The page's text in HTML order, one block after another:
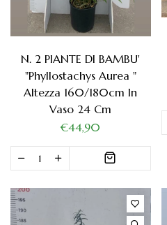
N. 2 PIANTE DI BAMBU'
"phyllostachys Aurea "
Altezza 160/180cm In
Vaso 24 Cm
€44,90